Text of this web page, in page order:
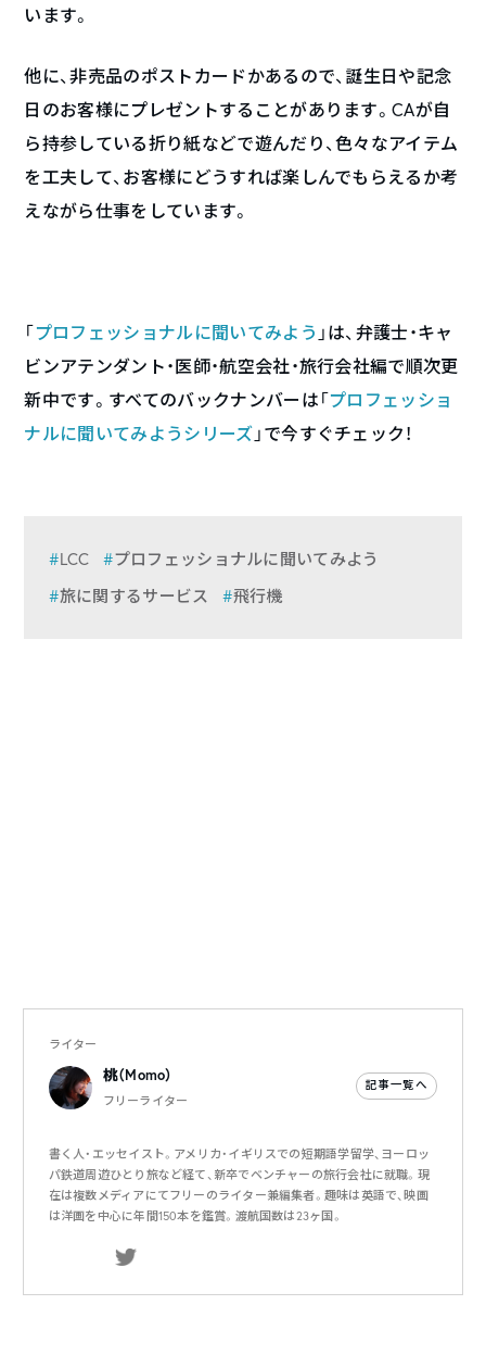
います。
他に、非売品のポストカードかあるので、誕生日や記念
日のお客様にプレゼントすることがあります。CAが自
ら持参している折り紙などで遊んだり、色々なアイテム
を工夫して、お客様にどうすれば楽しんでもらえるか考
えながら仕事をしています。
「プロフェッショナルに聞いてみよう 」は、弁護士・キャ
ビンアテンダント・医師・航空会社・旅行会社編で順次更
新中です。すべてのバックナンバーは「プロフェッショ
ナルに聞いてみようシリーズ 」で今すぐチェック！
LCC
プロフェッショナルに聞いてみよう
旅に関するサービス
飛行機
ライター
桃（Momo）
フリーライター
記事一覧へ
書く人・エッセイスト。アメリカ・イギリスでの短期語学留学、ヨーロッ
パ鉄道周遊ひとり旅など経て、新卒でベンチャーの旅行会社に就職。現
在は複数メディアにてフリーのライター兼編集者。趣味は英語で、映画
は洋画を中心に年間150本を鑑賞。渡航国数は23ヶ国。